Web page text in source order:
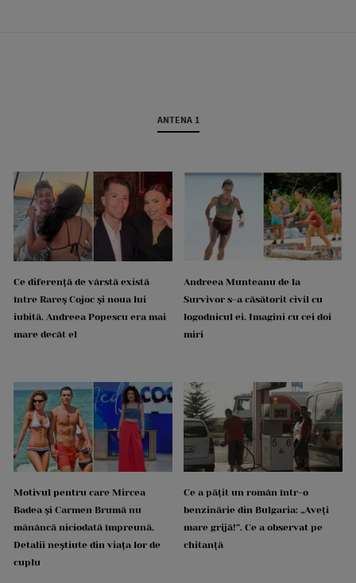
ANTENA 1
Ce diferență de vârstă există
între Rareș Cojoc și noua lui
iubită. Andreea Popescu era mai
mare decât el
Andreea Munteanu de la
Survivor s-a căsătorit civil cu
logodnicul ei. Imagini cu cei doi
miri
Motivul pentru care Mircea
Badea și Carmen Brumă nu
mănâncă niciodată împreună.
Detalii neștiute din viața lor de
cuplu
Ce a pățit un român într-o
benzinărie din Bulgaria: „Aveți
mare grijă!”. Ce a observat pe
chitanță